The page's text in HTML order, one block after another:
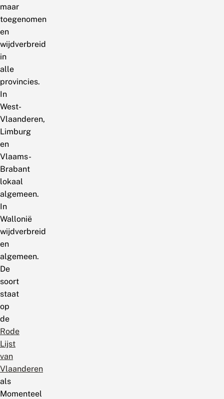
maar
toegenomen
en
wijdverbreid
in
alle
provincies.
In
West-
Vlaanderen,
Limburg
en
Vlaams-
Brabant
lokaal
algemeen.
In
Wallonië
wijdverbreid
en
algemeen.
De
soort
staat
op
de
Rode
Lijst
van
Vlaanderen
als
Momenteel